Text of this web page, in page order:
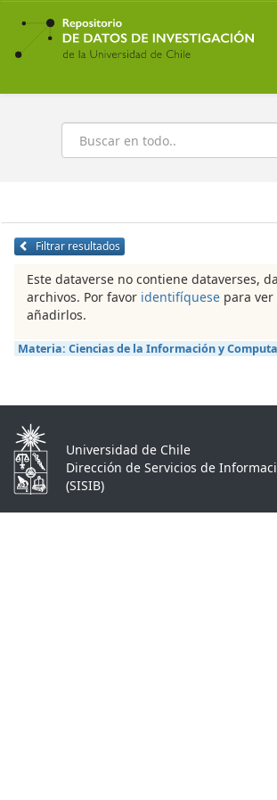
Ir
contenido
principal
Buscar
Filtrar resultados
Este dataverse no contiene dataverses,
archivos. Por favor identifíquese para
añadirlos.
Materia: Ciencias de la Información y
Universidad de Chile
Dirección de Servicios de
(SISIB)